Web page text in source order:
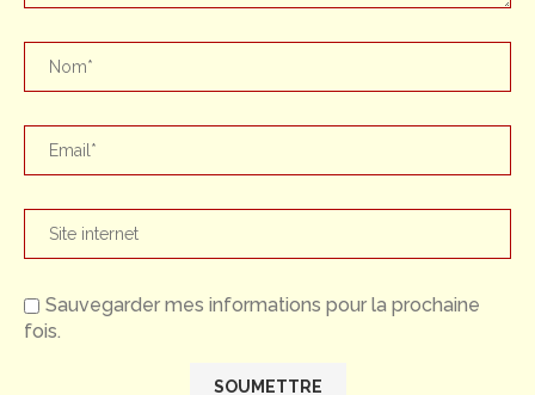
Sauvegarder mes informations pour la prochaine
fois.